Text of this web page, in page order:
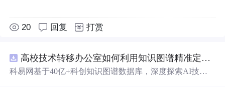
20 回复 打赏
高校技术转移办公室如何利用知识图谱精准定位产业需求与技术适配点？.docx
科易网基于40亿+科创知识图谱数据库，深度探索AI技术